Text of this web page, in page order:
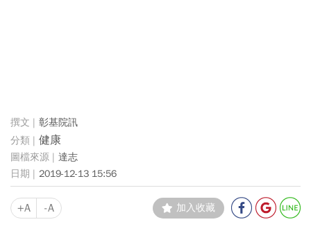
彰基院訊
健康
達志
2019-12-13 15:56
+A -A 加入收藏